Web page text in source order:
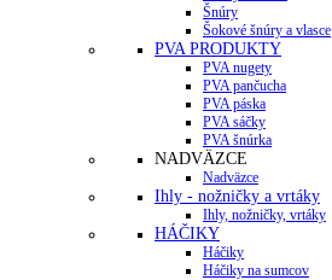
Šnúry
Šokové šnúry a vlasce
PVA PRODUKTY
PVA nugety
PVA pančucha
PVA páska
PVA sáčky
PVA šnúrka
NADVÄZCE
Nadväzce
Ihly - nožničky a vrtáky
Ihly, nožničky, vrtáky
HÁČIKY
Háčiky
Háčiky na sumcov